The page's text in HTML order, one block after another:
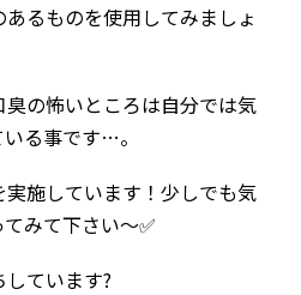
るものを使用してみましょ
の怖いところは自分では気
る事です…。
施しています！少しでも気
みて下さい〜✅
ています?